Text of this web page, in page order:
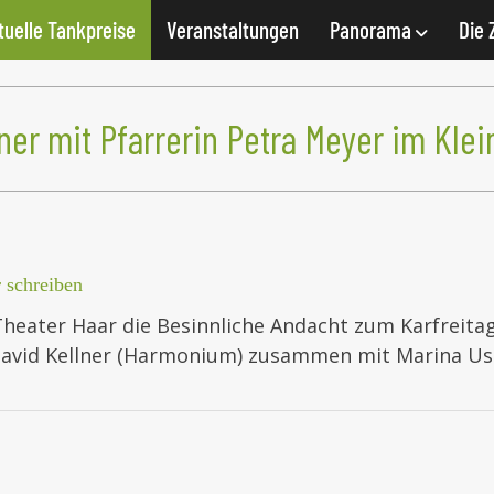
Tankpreise Veranstaltungen Panorama Die
mit Pfarrerin Petra Meyer im
Haar die Besinnliche Andacht zum
Kellner (Harmonium) zusammen mit Marina